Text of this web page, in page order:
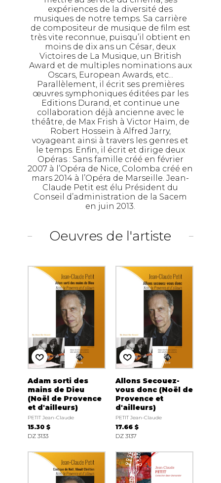
expériences de la diversité des
musiques de notre temps. Sa carrière
de compositeur de musique de film est
très vite reconnue, puisqu’il obtient en
moins de dix ans un César, deux
Victoires de La Musique, un British
Award et de multiples nominations aux
Oscars, European Awards, etc...
Parallèlement, il écrit ses premières
œuvres symphoniques éditées par les
Editions Durand, et continue une
collaboration déjà ancienne avec le
théâtre, de Max Frish à Victor Haïm, de
Robert Hossein à Alfred Jarry,
voyageant ainsi à travers les genres et
le temps. Enfin, il écrit et dirige deux
Opéras : Sans famille créé en février
2007 à l’Opéra de Nice, Colomba créé en
mars 2014 à l’Opéra de Marseille. Jean-
Claude Petit est élu Président du
Conseil d’administration de la Sacem
en juin 2013.
Oeuvres de l'artiste
Adam sorti des
mains de Dieu
(Noël de Provence
et d'ailleurs)
PETIT Jean-Claude
15.30 $
DZ 3133
Allons Secouez-
vous donc (Noël de
Provence et
d'ailleurs)
PETIT Jean-Claude
17.66 $
DZ 3137